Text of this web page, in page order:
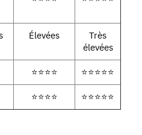
Élevées
Très
élevées
⭐⭐⭐⭐ ⭐⭐⭐⭐⭐
⭐⭐⭐⭐ ⭐⭐⭐⭐⭐